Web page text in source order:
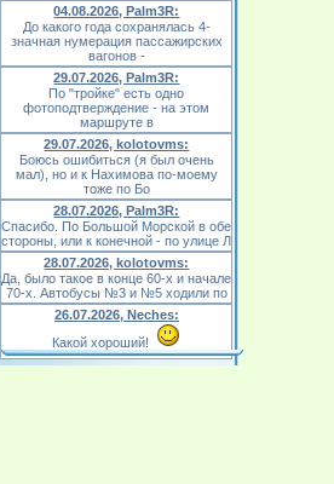
04.08.2026, Palm3R:
До какого года сохранялась 4-
значная нумерация пассажирских
вагонов -
29.07.2026, Palm3R:
По "тройке" есть одно
фотоподтверждение - на этом
маршруте в
29.07.2026, kolotovms:
Боюсь ошибиться (я был очень
мал), но и к Нахимова по-моему
тоже по Бо
28.07.2026, Palm3R:
Спасибо. По Большой Морской в обе
стороны, или к конечной - по улице Л
28.07.2026, kolotovms:
Да, было такое в конце 60-х и начале
70-х. Автобусы №3 и №5 ходили по
26.07.2026, Neches:
Какой хороший!